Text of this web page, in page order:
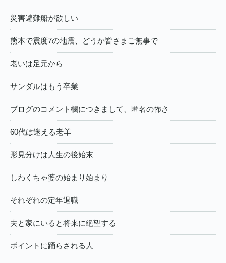
災害避難船が欲しい
熊本で震度7の地震、どうか皆さまご無事で
老いは足元から
サンダルはもう卒業
ブログのコメント欄につきまして、匿名の怖さ
60代は迷える老羊
形見分けは人生の後始末
しわくちゃ婆の始まり始まり
それぞれの定年退職
夫と家にいると将来に絶望する
ポイントに踊らされる人